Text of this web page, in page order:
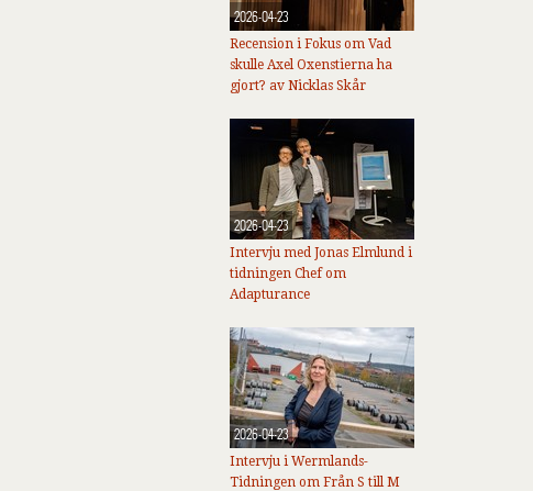
2026-04-23
Recension i Fokus om Vad
skulle Axel Oxenstierna ha
gjort? av Nicklas Skår
2026-04-23
Intervju med Jonas Elmlund i
tidningen Chef om
Adapturance
2026-04-23
Intervju i Wermlands-
Tidningen om Från S till M